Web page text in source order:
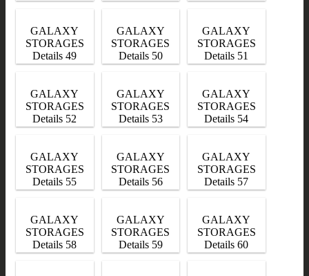
GALAXY
STORAGES
Details 49
GALAXY
STORAGES
Details 50
GALAXY
STORAGES
Details 51
GALAXY
STORAGES
Details 52
GALAXY
STORAGES
Details 53
GALAXY
STORAGES
Details 54
GALAXY
STORAGES
Details 55
GALAXY
STORAGES
Details 56
GALAXY
STORAGES
Details 57
GALAXY
STORAGES
Details 58
GALAXY
STORAGES
Details 59
GALAXY
STORAGES
Details 60